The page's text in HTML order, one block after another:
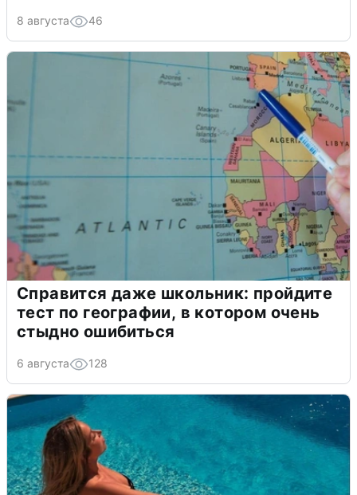
8 августа 46
Справится даже школьник: пройдите
тест по географии, в котором очень
стыдно ошибиться
6 августа 128